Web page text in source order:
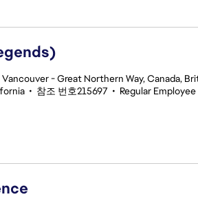
Vancouver - Great Northern Way, Canada,
• 참조 번호215697 • Regular Employee